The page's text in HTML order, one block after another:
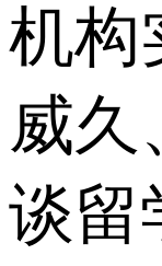
机构
威久
谈留